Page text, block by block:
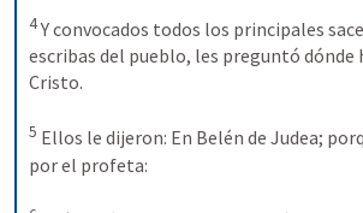
4Y convocados todos los principales
escribas del pueblo, les preguntó dónde
Cristo.
5 Ellos le dijeron: En Belén de Judea;
por el profeta: